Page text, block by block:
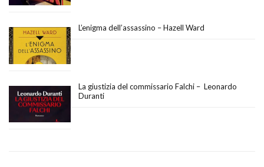
L’enigma dell’assassino – Hazell Ward
La giustizia del commissario Falchi – Leonardo
Duranti